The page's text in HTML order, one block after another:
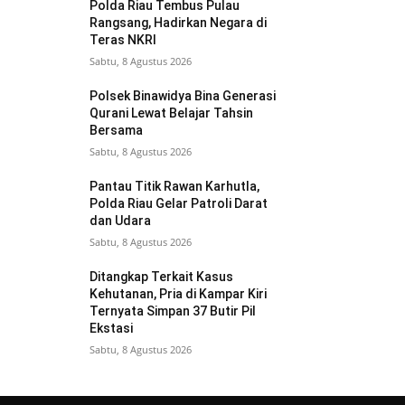
Polda Riau Tembus Pulau
Rangsang, Hadirkan Negara di
Teras NKRI
Sabtu, 8 Agustus 2026
Polsek Binawidya Bina Generasi
Qurani Lewat Belajar Tahsin
Bersama
Sabtu, 8 Agustus 2026
Pantau Titik Rawan Karhutla,
Polda Riau Gelar Patroli Darat
dan Udara
Sabtu, 8 Agustus 2026
Ditangkap Terkait Kasus
Kehutanan, Pria di Kampar Kiri
Ternyata Simpan 37 Butir Pil
Ekstasi
Sabtu, 8 Agustus 2026